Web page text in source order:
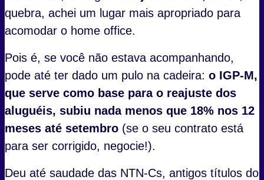
quebra, achei um lugar mais apropriado para
acomodar o home office.
Pois é, se você não estava acompanhando,
pode até ter dado um pulo na cadeira: o IGP-M,
que serve como base para o reajuste dos
aluguéis, subiu nada menos que 18% nos 12
meses até setembro (se o seu contrato está
para ser corrigido, negocie!).
Deu até saudade das NTN-Cs, antigos títulos do